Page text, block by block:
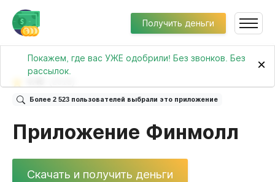
Получить деньги
Покажем, где вас УЖЕ одобрили! Без звонков. Без
рассылок.
×
Более 2 523 пользователей выбрали это приложение
Приложение Финмолл
Скачать и получить деньги